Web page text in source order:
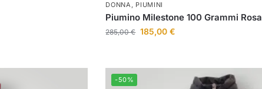
DONNA, PIUMINI
Piumino Milestone 100 Grammi Rosa
285,00€ 185,00€
-50%